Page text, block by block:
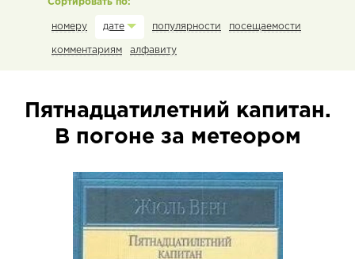
номеру дате популярности посещаемости
комментариям алфавиту
Пятнадцатилетний капитан.
В погоне за метеором